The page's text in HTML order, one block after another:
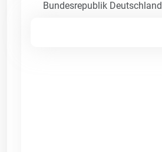
Bundesrepublik Deutschland